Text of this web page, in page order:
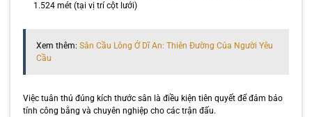
1.524 mét (tại vị trí cột lưới)
Xem thêm: Sân Cầu Lông Ở Dĩ An: Thiên Đường Của Người Yêu
Cầu
Việc tuân thủ đúng kích thước sân là điều kiện tiên quyết để đảm bảo
tính công bằng và chuyên nghiệp cho các trận đấu.